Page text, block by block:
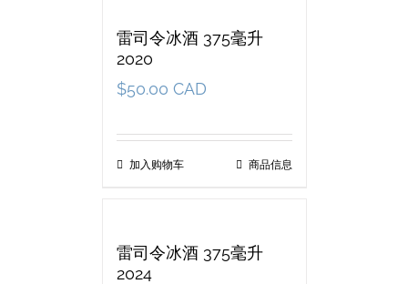
雷司令冰酒 375毫升
2020
$50.00 CAD
加入购物车 商品信息
雷司令冰酒 375毫升
2024